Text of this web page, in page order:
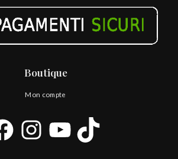
Boutique
Mon compte